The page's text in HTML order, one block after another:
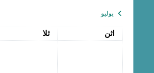
يوليو
الاثنين
اثن الثلاثاء
ثلا